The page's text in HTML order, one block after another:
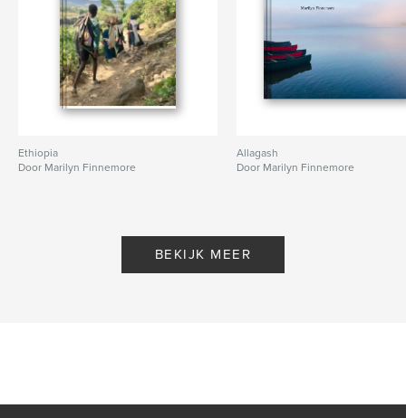
Ethiopia
Door Marilyn Finnemore
Allagash
Door Marilyn Finnemore
BEKIJK MEER